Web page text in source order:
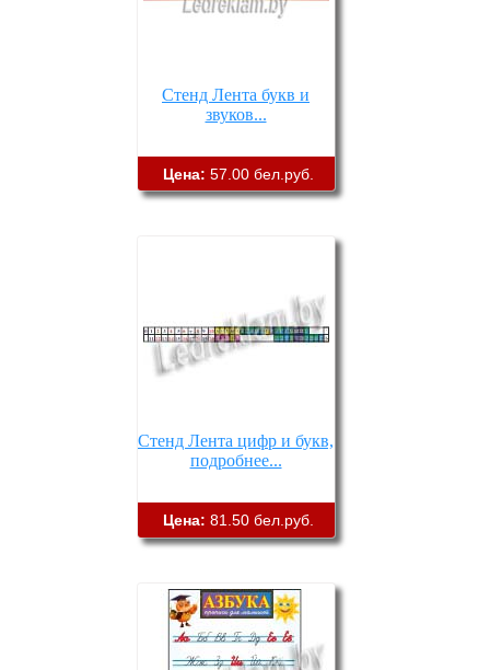
Стенд Лента букв и
звуков...
Цена: 57.00 бел.руб.
Стенд Лента цифр и букв,
подробнее...
Цена: 81.50 бел.руб.